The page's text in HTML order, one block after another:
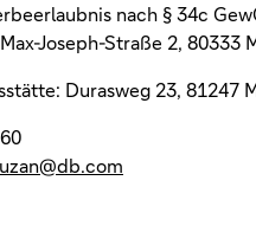
nach § 34c
Joseph-Straße 2, 80333
Durasweg 23, 81247